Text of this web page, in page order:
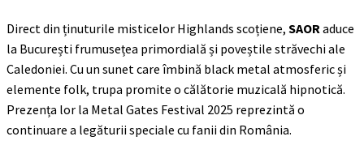
Direct din ținuturile misticelor Highlands scoțiene, SAOR aduce
la București frumusețea primordială și poveștile străvechi ale
Caledoniei. Cu un sunet care îmbină black metal atmosferic și
elemente folk, trupa promite o călătorie muzicală hipnotică.
Prezența lor la Metal Gates Festival 2025 reprezintă o
continuare a legăturii speciale cu fanii din România.